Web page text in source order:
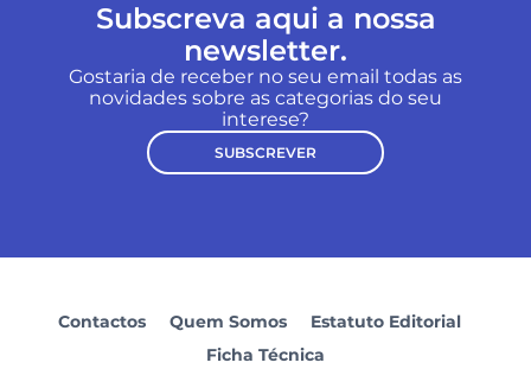
Subscreva aqui a nossa
newsletter.
Gostaria de receber no seu email todas as
novidades sobre as categorias do seu
interese?
SUBSCREVER
Contactos Quem Somos
Estatuto Editorial
Ficha Técnica